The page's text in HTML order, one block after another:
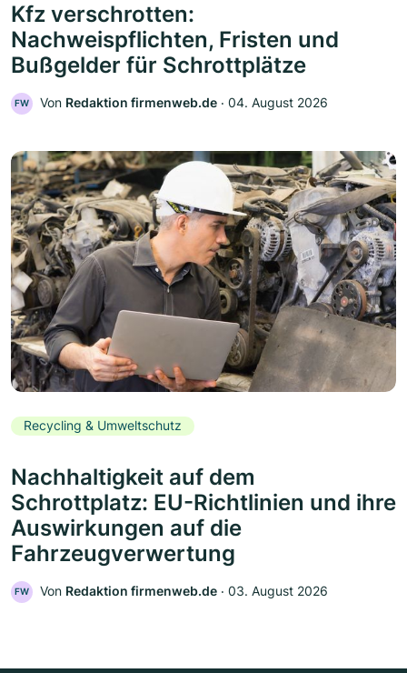
Kfz verschrotten:
Nachweispflichten, Fristen und
Bußgelder für Schrottplätze
FW Von Redaktion firmenweb.de ‧ 04. August 2026
Recycling & Umweltschutz
Nachhaltigkeit auf dem
Schrottplatz: EU-Richtlinien und ihre
Auswirkungen auf die
Fahrzeugverwertung
FW Von Redaktion firmenweb.de ‧ 03. August 2026